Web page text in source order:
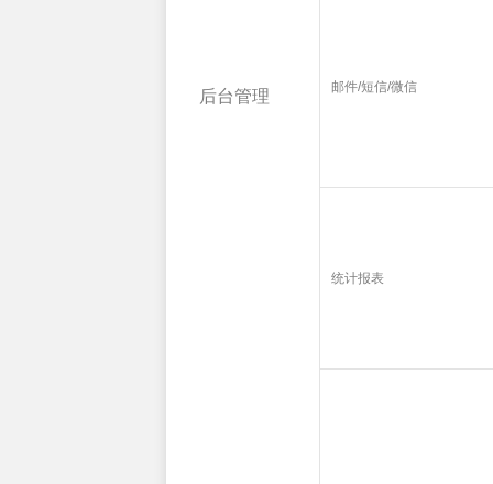
后台管理 邮件/短信/微信
统计报表